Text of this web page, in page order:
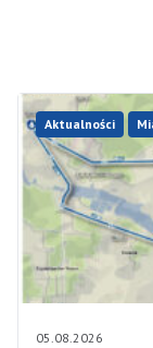
Aktualności
05.08.2026